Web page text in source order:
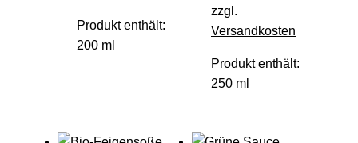
Produkt enthält:
200 ml
zzgl.
Versandkosten
Produkt enthält:
250 ml